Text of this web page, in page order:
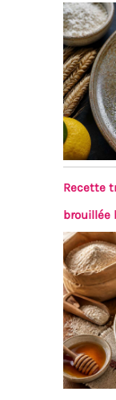
Recette
brouillée